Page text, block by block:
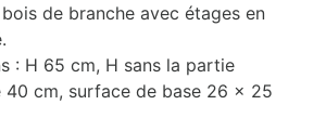
de branche avec étages en
: H 65 cm, H sans la partie
40 cm, surface de base 26 x 25